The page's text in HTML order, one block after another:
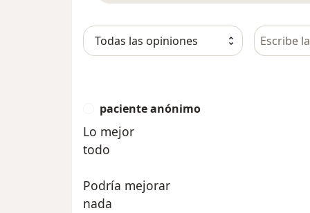
Busca en
paciente anónimo
Lo mejor
todo
Podría mejorar
nada